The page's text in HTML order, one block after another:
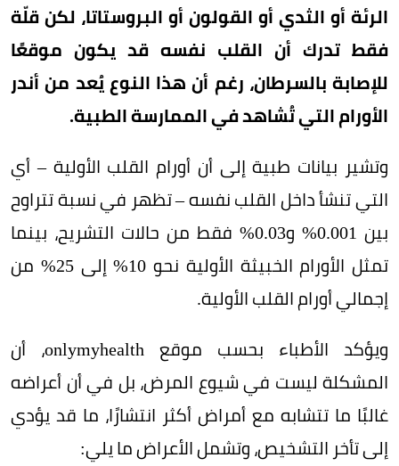
الرئة أو الثدي أو القولون أو البروستاتا، لكن قلّة
فقط تدرك أن القلب نفسه قد يكون موقعًا
للإصابة بالسرطان، رغم أن هذا النوع يُعد من أندر
الأورام التي تُشاهد في الممارسة الطبية.
وتشير بيانات طبية إلى أن أورام القلب الأولية – أي
التي تنشأ داخل القلب نفسه – تظهر في نسبة تتراوح
بين 0.001% و0.03% فقط من حالات التشريح، بينما
تمثل الأورام الخبيثة الأولية نحو 10% إلى 25% من
إجمالي أورام القلب الأولية.
ويؤكد الأطباء بحسب موقع onlymyhealth، أن
المشكلة ليست في شيوع المرض، بل في أن أعراضه
غالبًا ما تتشابه مع أمراض أكثر انتشارًا، ما قد يؤدي
إلى تأخر التشخيص، وتشمل الأعراض ما يلي: